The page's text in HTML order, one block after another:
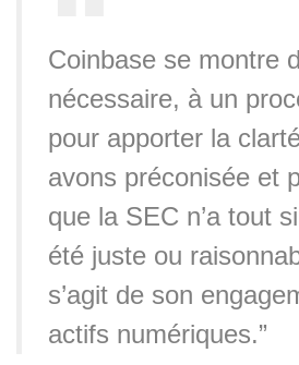
Coinbase se montre
nécessaire, à un
pour apporter la
avons préconisée et
que la SEC n’a tout
été juste ou
s’agit de son
actifs numériques.”